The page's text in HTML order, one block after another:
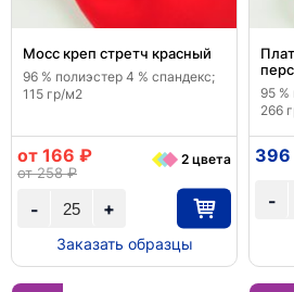
Мосс креп стретч красный
96 % полиэстер 4 % спандекс;
115 гр/м2
+
-
от 166 ₽
от 258 ₽
2 цвета
Заказать образцы
95 %
266
-